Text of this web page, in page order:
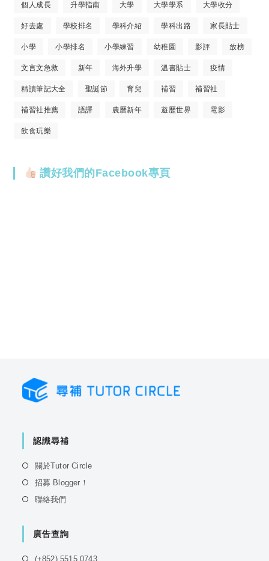
個人成長 升學指南 大學 大學學系 大學收分
好去處 學校排名 學科介紹 學科出路 家長貼士
小學 小學排名 小學練習 幼稚園 影評 放榜
文言文急救 新年 海外升學 溫書貼士 疫情
精讀筆記大全 聖誕節 育兒 補習 補習社
補習社推薦 語譯 農曆新年 遊歷世界 電影
飲食玩樂
讚好我們的Facebook專頁
認識尋補
關於Tutor CircleOpens
招募 Blogger！
聯絡我們
new
廣告查詢
(+852) 5515 0743Opens